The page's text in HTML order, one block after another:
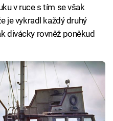
v ruce s tím se však
je vykradl každý druhý
divácky rovněž poněkud